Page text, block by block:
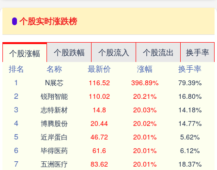
个股实时涨跌榜
个股涨幅 个股跌幅 个股流入 个股流出
换手率
排名
名称 最新价 涨幅
换手率
1
N展芯 116.52 396.89% 79.39%
2 锐翔智能 110.02 20.21% 16.80%
3 志特新材 14.8 20.03% 14.18%
4 博腾股份 20.44 20.02% 14.77%
5 近岸蛋白 46.72 20.01% 5.62%
6 毕得医药 61.6 20.01% 6.12%
7 五洲医疗 83.62 20.01% 18.37%